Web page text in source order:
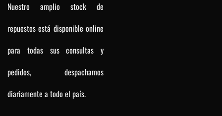
Nuestro amplio stock de
repuestos está disponible online
para todas sus consultas y
pedidos, despachamos
diariamente a todo el país.